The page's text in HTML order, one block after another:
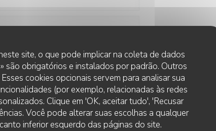
site, o que pode implicar na coleta de dados
são obrigatórios e instalados por padrão. Outros
cookies opcionais servem para analisar sua
(por exemplo, relacionadas às redes
Clique em 'OK, aceitar tudo', 'Recusar
Você pode alterar suas escolhas a qualquer
inferior esquerdo das páginas do site.
le cadre est trop beau et l